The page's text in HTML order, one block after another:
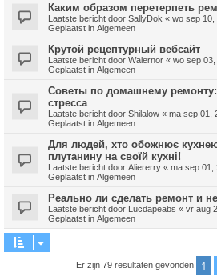
Каким образом перетерпеть
Laatste bericht door SallyDok « wo sep 10,
Geplaatst in Algemeen
Крутой рецептурный вебсайт
Laatste bericht door Walernor « wo sep
Geplaatst in Algemeen
Советы по домашнему
стресса
Laatste bericht door Shilalow « ma sep 01,
Geplaatst in Algemeen
Для людей, хто обожнює
плутанину на своїй кухні!
Laatste bericht door Aliererry « ma sep 01,
Geplaatst in Algemeen
Реально ли сделать ремонт и
Laatste bericht door Lucdapeabs « vr aug
Geplaatst in Algemeen
Er zijn 79 resultaten gevonden 1